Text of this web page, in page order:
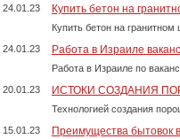
24.01.23
Купить бетон на
Купить бетон на
24.01.23
Работа в Израиле
Работа в Израиле по
20.01.23
ИСТОКИ СОЗДАНИЯ
Технологией создания
15.01.23
Преимущества бытовок